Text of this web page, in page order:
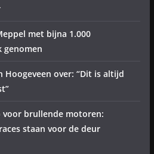
met bijna 1.000
genomen
over: “Dit is altijd
brullende motoren:
staan voor de deur